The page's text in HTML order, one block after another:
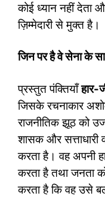
कोई ध्यान नहीं देता
ज़िम्मेदारी से मुक्त है।
जिन पर है वे सेना के
प्रस्तुत पंक्तियाँहार-
जिसके रचनाकार
राजनीतिक झूठ को
शासक और सत्ताधारी
करता है। वह अपनी
करता है तथा जनता
करता है कि वह उसे